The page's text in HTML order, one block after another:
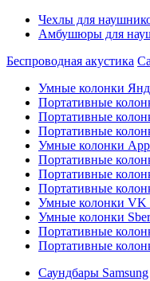
Чехлы для
Амбушюры для
Беспроводная акустика
Умные колонки
Портативные
Портативные
Портативные
Умные колонки
Портативные
Портативные
Портативные
Умные колонки VK
Умные колонки Sber
Портативные
Портативные
Саундбары Samsung